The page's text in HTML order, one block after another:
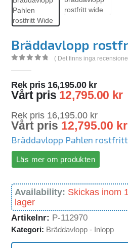
Bräddavlopp
( Det finns inga
Rek pris 16,195.00 kr
Vårt pris 12,795.00 kr
Rek pris 16,195.00 kr
Vårt pris 12,795.00 kr
Bräddavlopp Pahlen
Läs mer om produkten
Availability: Skickas inom
lager
Artikelnr: P-112970
Kategori: Bräddavlopp - Inlopp